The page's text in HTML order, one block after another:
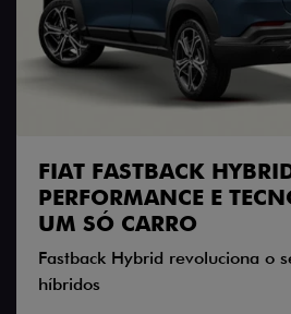
FIAT FASTBACK
PERFORMANCE E
UM SÓ CARRO
Fastback Hybrid revoluciona o
híbridos